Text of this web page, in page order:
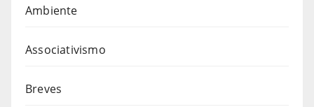
Ambiente
Associativismo
Breves